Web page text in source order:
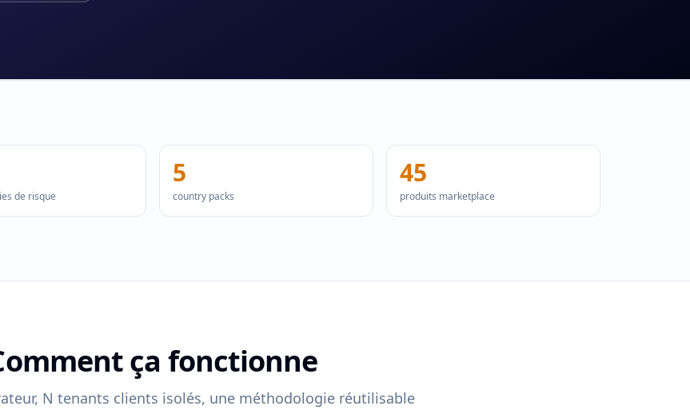
de risque
5
country packs
45
produits marketplace
ça fonctionne
N tenants clients isolés, une méthodologie réutilisable